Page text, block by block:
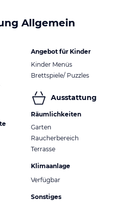
Allgemein
Angebot für Kinder
Kinder Menüs
Brettspiele/ Puzzles
Ausstattung
Räumlichkeiten
Garten
Raucherbereich
Terrasse
Klimaanlage
Verfügbar
Sonstiges